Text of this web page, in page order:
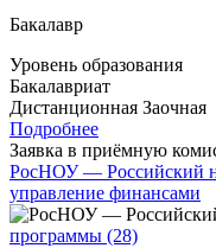
Бакалавр
Уровень образования
Бакалавриат
Дистанционная Заочная
Подробнее
Заявка в приёмную
РосНОУ — Российский
управление финансами
программы (28)